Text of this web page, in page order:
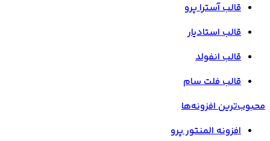
قالب آسترا پرو
قالب استادیار
قالب انفولد
قالب فلت سام
محبوب‌ترین افزونه‌ها
افزونه المنتور پرو